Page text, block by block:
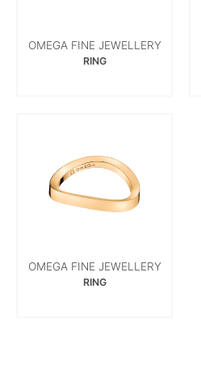
OMEGA FINE JEWELLERY
RING
OMEGA FINE JEWELLERY
RING